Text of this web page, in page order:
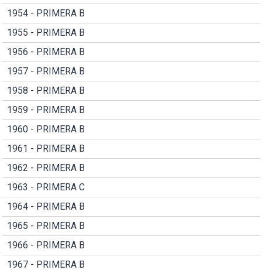
1954 - PRIMERA B
1955 - PRIMERA B
1956 - PRIMERA B
1957 - PRIMERA B
1958 - PRIMERA B
1959 - PRIMERA B
1960 - PRIMERA B
1961 - PRIMERA B
1962 - PRIMERA B
1963 - PRIMERA C
1964 - PRIMERA B
1965 - PRIMERA B
1966 - PRIMERA B
1967 - PRIMERA B